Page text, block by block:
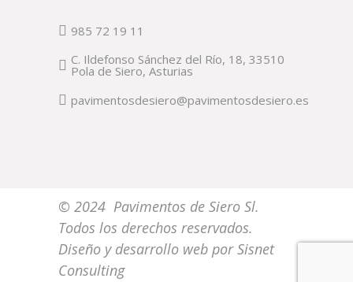
985 72 19 11
C. Ildefonso Sánchez del Río, 18, 33510
Pola de Siero, Asturias
pavimentosdesiero@pavimentosdesiero.es
© 2024 Pavimentos de Siero Sl.
Todos los derechos reservados.
Diseño y desarrollo web porSisnet
Consulting